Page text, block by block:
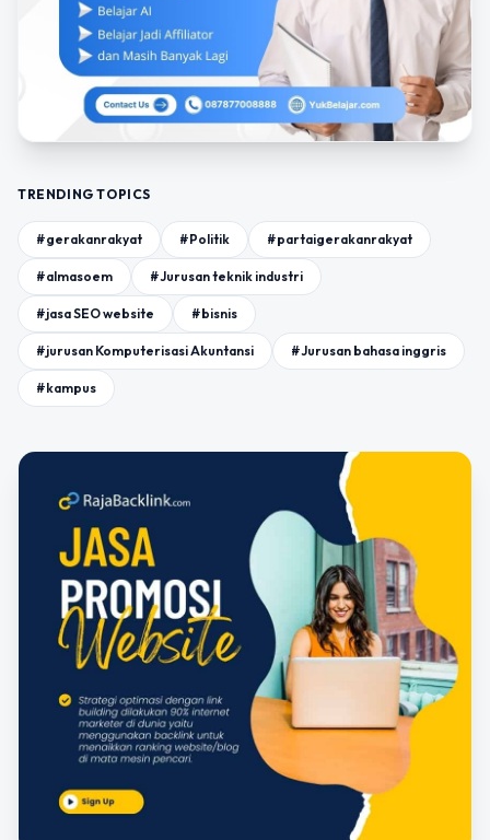
TRENDING TOPICS
#gerakanrakyat #Politik #partaigerakanrakyat
#almasoem #Jurusan teknik industri
#jasa SEO website #bisnis
#jurusan Komputerisasi Akuntansi #Jurusan bahasa inggris
#kampus